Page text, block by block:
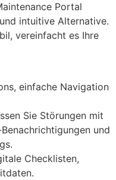
Portal
intuitive Alternative.
vereinfacht es Ihre
einfache Navigation
Sie Störungen mit
und
Checklisten,